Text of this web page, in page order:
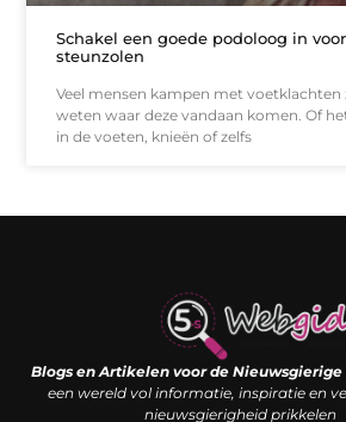
Schakel een goede podoloog in
steunzolen
Veel mensen kampen met voetklachten
weten waar deze vandaan komen. Of
in de voeten, knieën of zelfs
Blogs en Artikelen voor de Nieuwsgierige
een wereld vol informatie, inspiratie en
nieuwsgierigheid prikkelen